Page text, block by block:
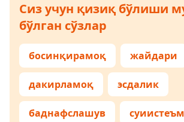
Сиз учун қизиқ бўлиши
бўлган сўзлар
босинқирамоқ жайдари
дакирламоқ эсдалик
баднафслашув